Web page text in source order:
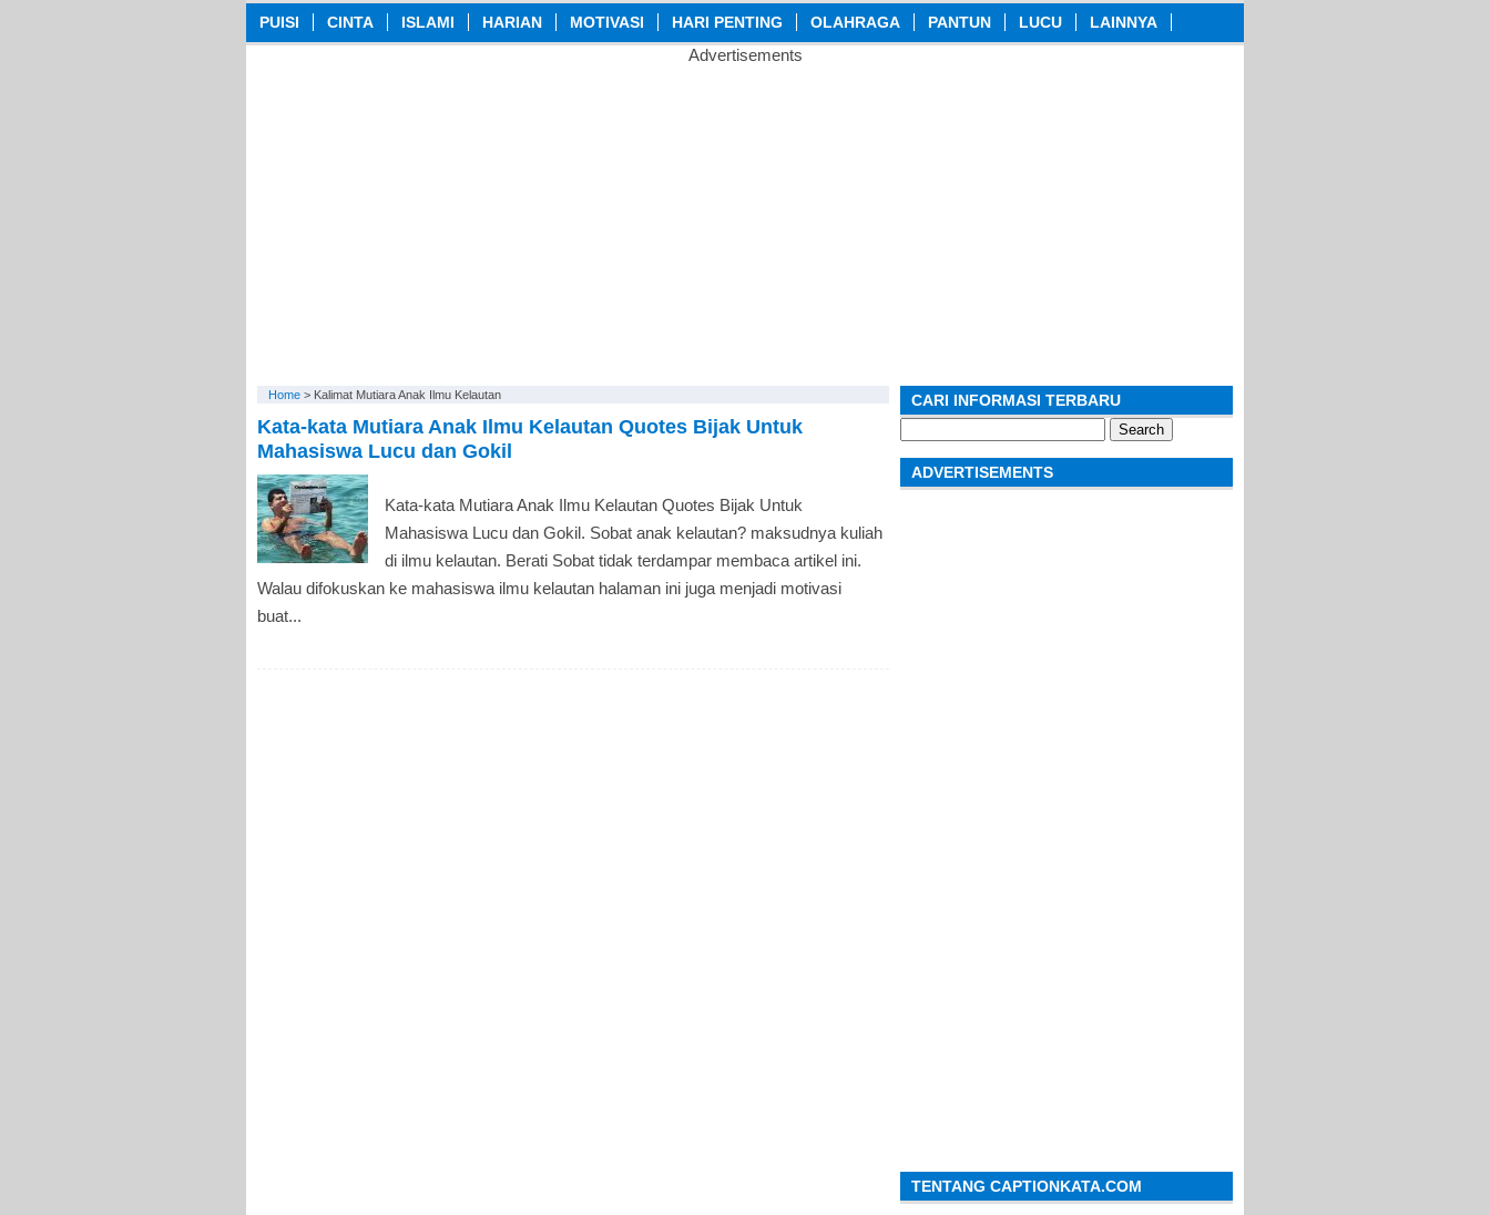
PUISI CINTA ISLAMI HARIAN MOTIVASI HARI PENTING OLAHRAGA PANTUN LUCU LAINNYA
Advertisements
Home > Kalimat Mutiara Anak Ilmu Kelautan
Kata-kata Mutiara Anak Ilmu Kelautan Quotes Bijak Untuk
Mahasiswa Lucu dan Gokil
Kata-kata Mutiara Anak Ilmu Kelautan Quotes Bijak Untuk
Mahasiswa Lucu dan Gokil. Sobat anak kelautan? maksudnya kuliah
di ilmu kelautan. Berati Sobat tidak terdampar membaca artikel ini.
Walau difokuskan ke mahasiswa ilmu kelautan halaman ini juga menjadi motivasi
buat...
CARI INFORMASI TERBARU
for:
ADVERTISEMENTS
TENTANG CAPTIONKATA.COM